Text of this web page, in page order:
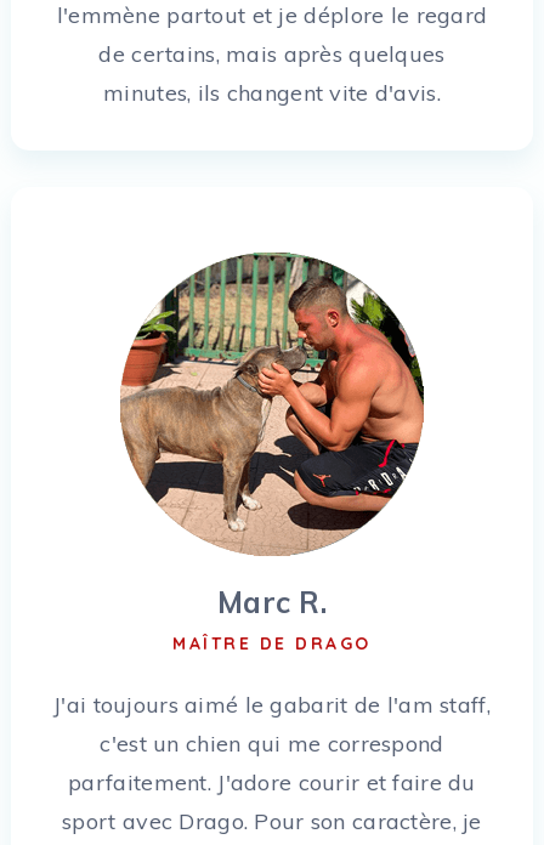
l'emmène partout et je déplore le regard
de certains, mais après quelques
minutes, ils changent vite d'avis.
Marc R.
MAÎTRE DE DRAGO
J'ai toujours aimé le gabarit de l'am staff,
c'est un chien qui me correspond
parfaitement. J'adore courir et faire du
sport avec Drago. Pour son caractère, je